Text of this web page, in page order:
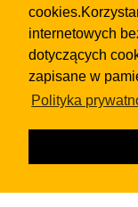
internetowych
dotyczących
zapisane w
Polityka
© 2026Wydawnictwo NEON
KRAWCZYK s.c.) z